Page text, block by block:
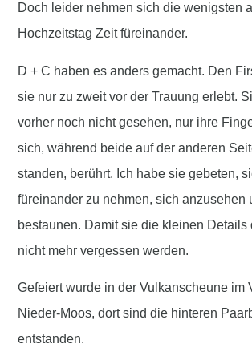
Doch leider nehmen sich die wenigsten
Hochzeitstag Zeit füreinander.
D + C haben es anders gemacht. Den
sie nur zu zweit vor der Trauung erlebt.
vorher noch nicht gesehen, nur ihre
sich, während beide auf der anderen
standen, berührt. Ich habe sie gebeten,
füreinander zu nehmen, sich anzusehen
bestaunen. Damit sie die kleinen Details
nicht mehr vergessen werden.
Gefeiert wurde in der Vulkanscheune im
Nieder-Moos, dort sind die hinteren
entstanden.